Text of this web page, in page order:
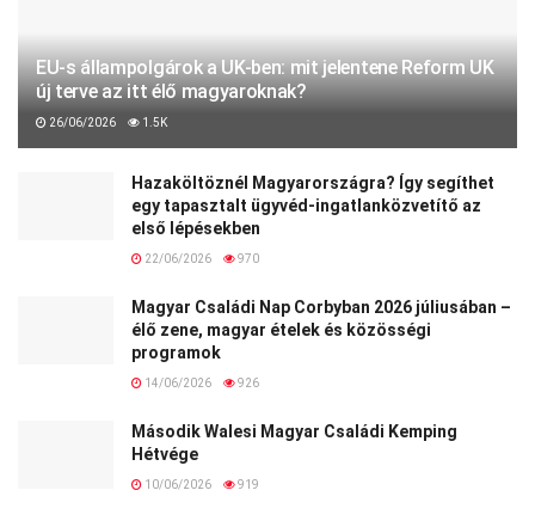
EU-s állampolgárok a UK-ben: mit jelentene Reform UK
új terve az itt élő magyaroknak?
26/06/2026 1.5K
Hazaköltöznél Magyarországra? Így segíthet
egy tapasztalt ügyvéd-ingatlanközvetítő az
első lépésekben
22/06/2026 970
Magyar Családi Nap Corbyban 2026 júliusában –
élő zene, magyar ételek és közösségi
programok
14/06/2026 926
Második Walesi Magyar Családi Kemping
Hétvége
10/06/2026 919